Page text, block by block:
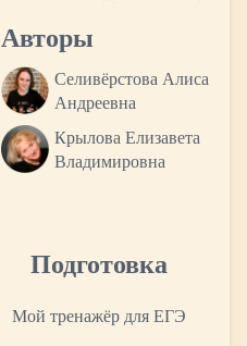
Авторы
Селивёрстова Алиса
Андреевна
Крылова Елизавета
Владимировна
Подготовка
Мой тренажёр для ЕГЭ